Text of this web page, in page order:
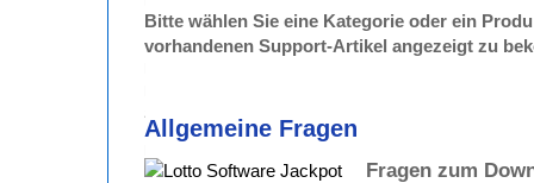
Bitte wählen Sie eine Kategorie oder ein
vorhandenen Support-Artikel angezeigt zu
Allgemeine Fragen
Fragen zum